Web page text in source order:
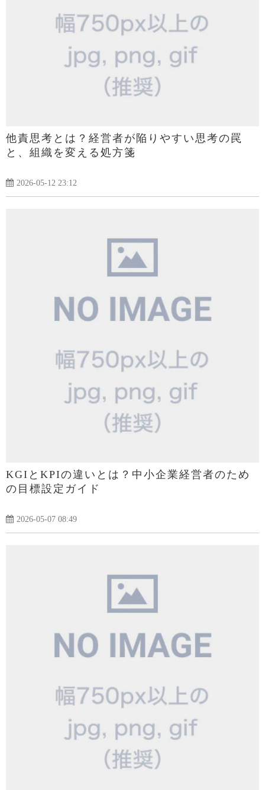
他責思考とは？経営者が陥りやすい思考の罠
と、組織を変える処方箋
2026-05-12 23:12
KGIとKPIの違いとは？中小企業経営者のため
の目標設定ガイド
2026-05-07 08:49